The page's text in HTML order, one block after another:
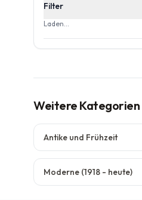
Filter
Laden…
Weitere Kategorien
Antike und Frühzeit
Moderne (1918 - heute)